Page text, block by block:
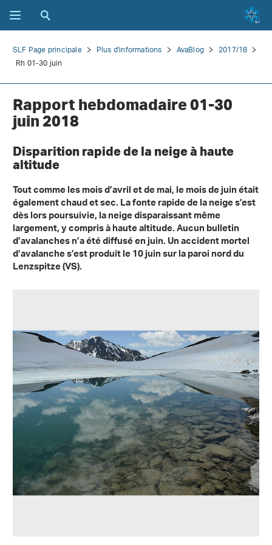
SLF Page principale Plus d'informations AvaBlog
2017/18
Rh 01-30 juin
Rapport hebdomadaire 01-30
juin 2018
Disparition rapide de la neige à haute
altitude
Tout comme les mois d’avril et de mai, le mois de juin était
également chaud et sec. La fonte rapide de la neige s’est
dès lors poursuivie, la neige disparaissant même
largement, y compris à haute altitude. Aucun bulletin
d’avalanches n’a été diffusé en juin. Un accident mortel
d’avalanche s’est produit le 10 juin sur la paroi nord du
Lenzspitze (VS).